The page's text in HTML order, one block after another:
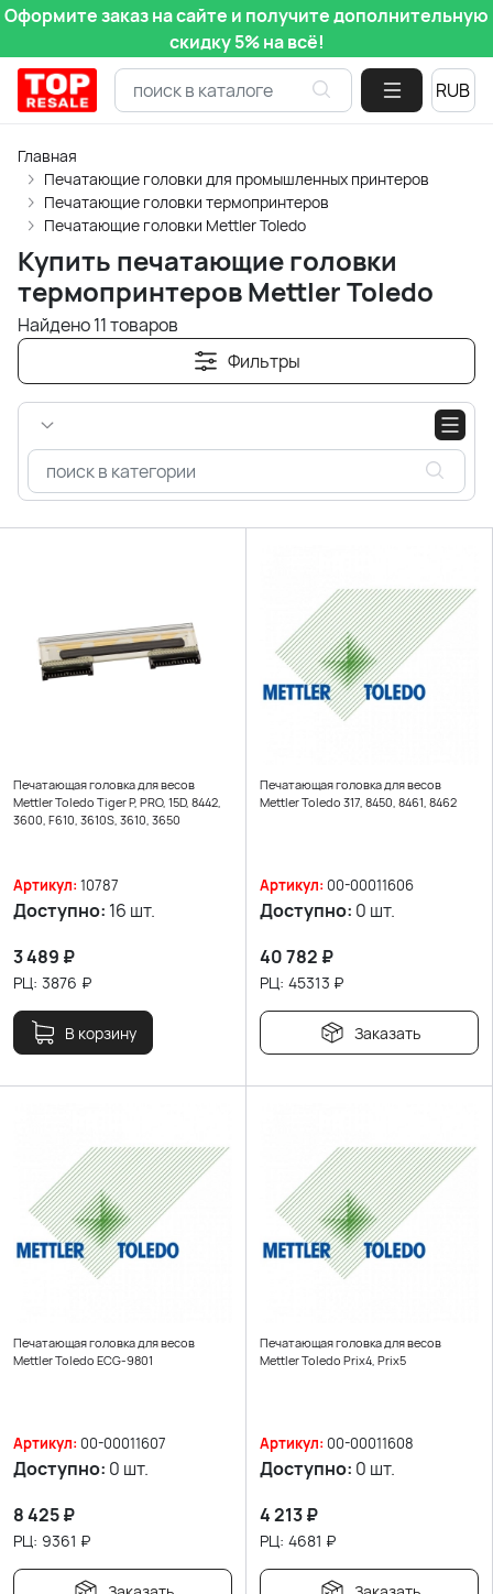
Оформите заказ на сайте и получите дополнительную
скидку 5% на всё!
Главная
Печатающие головки для промышленных принтеров
Печатающие головки термопринтеров
Печатающие головки Mettler Toledo
Купить печатающие головки
термопринтеров Mettler Toledo
Найдено 11 товаров
Фильтры
Печатающая головка для весов
Mettler Toledo Tiger P, PRO, 15D, 8442,
3600, F610, 3610S, 3610, 3650
Артикул: 10787
Доступно: 16 шт.
3 489 ₽
РЦ: 3876 ₽
В корзину
Печатающая головка для весов
Mettler Toledo 317, 8450, 8461, 8462
Артикул: 00-00011606
Доступно: 0 шт.
40 782 ₽
РЦ: 45313 ₽
Заказать
Печатающая головка для весов
Mettler Toledo ECG-9801
Артикул: 00-00011607
Доступно: 0 шт.
8 425₽
РЦ: 9361 ₽
Печатающая головка для весов
Mettler Toledo Prix4, Prix5
Артикул: 00-00011608
Доступно: 0 шт.
4 213₽
РЦ: 4681 ₽